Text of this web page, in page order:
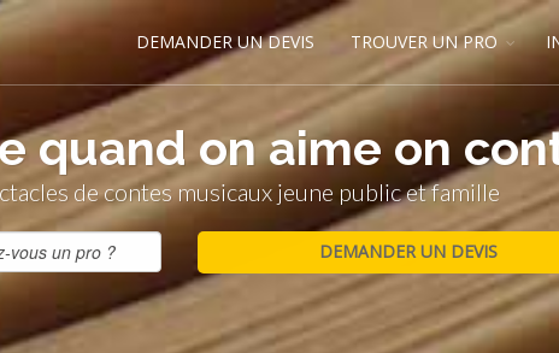
DEMANDER UN DEVIS TROUVER UN PRO
quand on aime on
de contes musicaux jeune public et famille